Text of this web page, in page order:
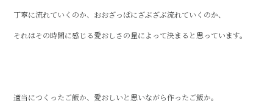
丁寧に流れていくのか、おおざっぱにざぶざぶ流れていくのか、
それはその時間に感じる愛おしさの量によって決まると思っています。
適当につくったご飯か、愛おしいと思いながら作ったご飯か。